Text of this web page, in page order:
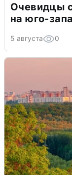
Очевидцы
на юго-
5 августа 0